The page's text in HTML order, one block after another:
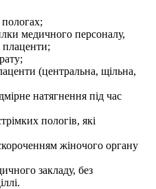
медичного персоналу,
плаценти;
(центральна, щільна,
натягнення під час
пологів, які
жіночого органу
закладу, без